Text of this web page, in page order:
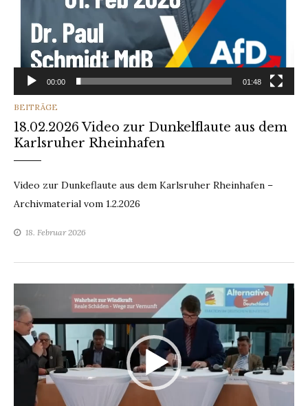
00:00 01:48
CATEGORIES
BEITRÄGE
18.02.2026 Video zur Dunkelflaute aus dem
Karlsruher Rheinhafen
Video zur Dunkeflaute aus dem Karlsruher Rheinhafen –
Archivmaterial vom 1.2.2026
18. Februar 2026
Player